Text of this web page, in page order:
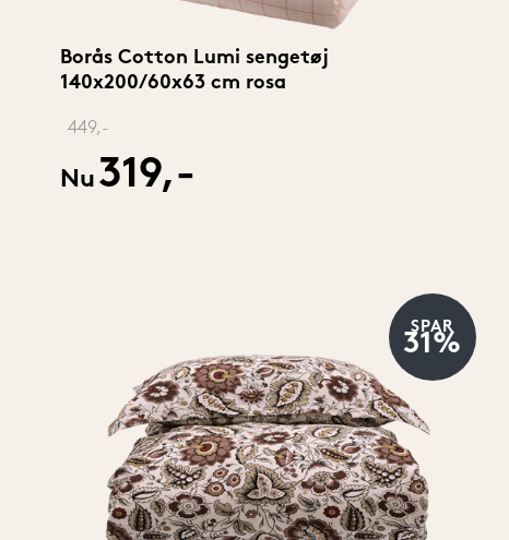
Borås Cotton Lumi sengetøj
140x200/60x63 cm rosa
449,-
Nu 319,-
SPAR
31%